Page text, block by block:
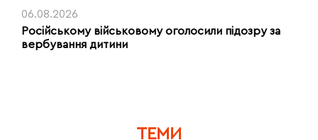
06.08.2026
Російському військовому оголосили підозру за
вербування дитини
ТЕМИ